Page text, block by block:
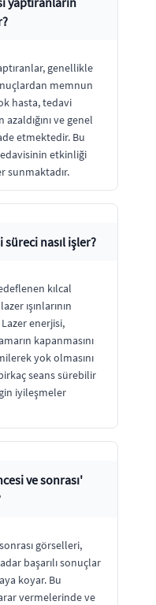
genellikle
memnun
hasta, tedavi
azaldığını ve genel
etmektedir. Bu
etkinliği
sunmaktadır.
süreci nasıl işler?
kılcal
ışınlarının
enerjisi,
kapanmasını
yok olmasını
seans sürebilir
iyileşmeler
ve sonrası'
görselleri,
başarılı sonuçlar
koyar. Bu
vermelerinde ve